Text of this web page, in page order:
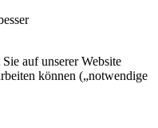
auf unserer Website
können („notwendige